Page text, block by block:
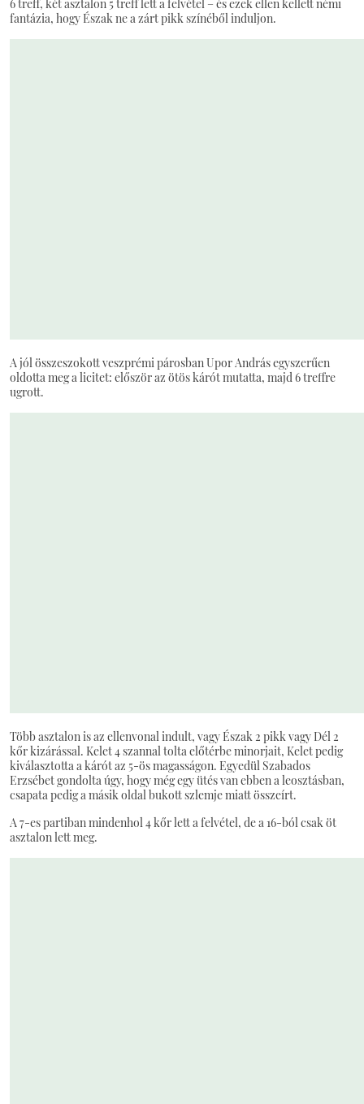
6 treff, két asztalon 5 treff lett a felvétel – és ezek ellen kellett némi
fantázia, hogy Észak ne a zárt pikk színéből induljon.
A jól összeszokott veszprémi párosban Upor András egyszerűen
oldotta meg a licitet: először az ötös kárót mutatta, majd 6 treffre
ugrott.
Több asztalon is az ellenvonal indult, vagy Észak 2 pikk vagy Dél 2
kőr kizárással. Kelet 4 szannal tolta előtérbe minorjait, Kelet pedig
kiválasztotta a kárót az 5-ös magasságon. Egyedül Szabados
Erzsébet gondolta úgy, hogy még egy ütés van ebben a leosztásban,
csapata pedig a másik oldal bukott szlemje miatt összeírt.
A 7-es partiban mindenhol 4 kőr lett a felvétel, de a 16-ból csak öt
asztalon lett meg.